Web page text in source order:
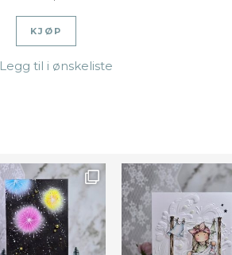
KJØP
Legg til i ønskeliste